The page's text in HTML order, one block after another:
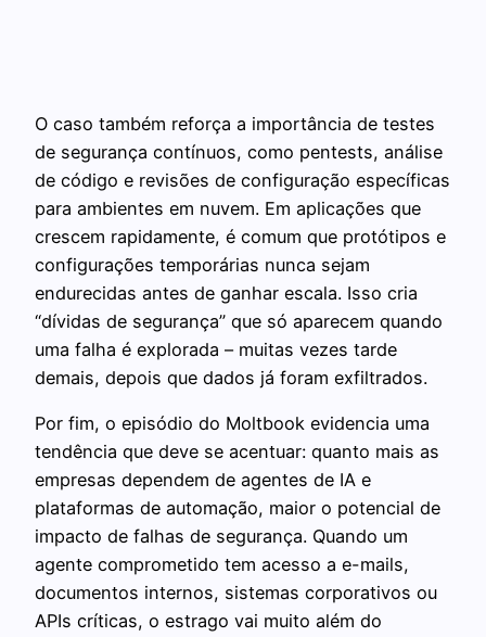
O caso também reforça a importância de testes
de segurança contínuos, como pentests, análise
de código e revisões de configuração específicas
para ambientes em nuvem. Em aplicações que
crescem rapidamente, é comum que protótipos e
configurações temporárias nunca sejam
endurecidas antes de ganhar escala. Isso cria
“dívidas de segurança” que só aparecem quando
uma falha é explorada – muitas vezes tarde
demais, depois que dados já foram exfiltrados.
Por fim, o episódio do Moltbook evidencia uma
tendência que deve se acentuar: quanto mais as
empresas dependem de agentes de IA e
plataformas de automação, maior o potencial de
impacto de falhas de segurança. Quando um
agente comprometido tem acesso a e-mails,
documentos internos, sistemas corporativos ou
APIs críticas, o estrago vai muito além do